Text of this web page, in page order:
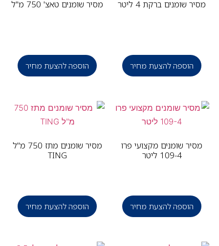
שומנים ברקת 4 ליטר
הוספה להצעת מחיר
מסיר שומנים טאצ' 750 מ"ל
הוספה להצעת מחיר
שומנים מקצועי פרו
109-4 ליטר
הוספה להצעת מחיר
מסיר שומנים מתז 750 מ"ל
TING
הוספה להצעת מחיר